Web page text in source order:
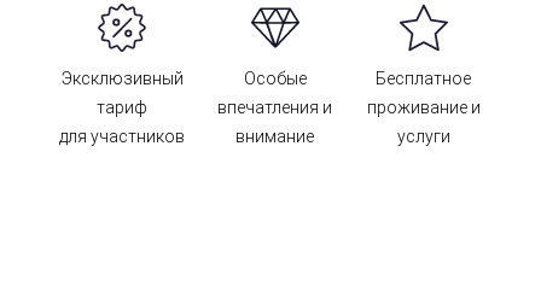
Эксклюзивный
тариф
для участников
Особые
впечатления и
внимание
Бесплатное
проживание и
услуги